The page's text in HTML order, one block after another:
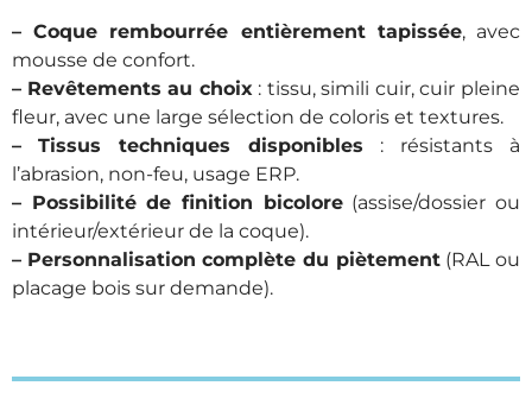
– Coque rembourrée entièrement tapissée, avec
mousse de confort.
– Revêtements au choix: tissu, simili cuir, cuir pleine
fleur, avec une large sélection de coloris et textures.
–
Tissus techniques disponibles : résistants à
l’abrasion, non-feu, usage ERP.
– Possibilité de finition bicolore(assise/dossier ou
intérieur/extérieur de la coque).
– Personnalisation complète du piètement(RAL ou
placage bois sur demande).